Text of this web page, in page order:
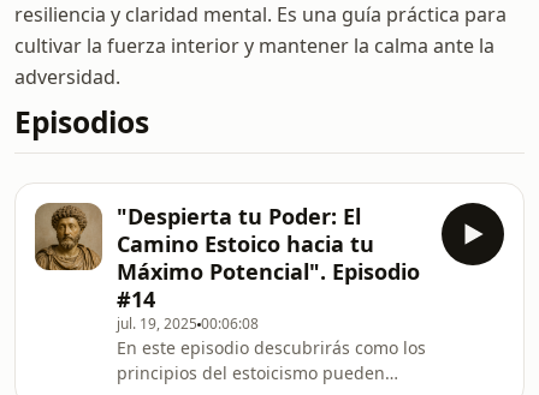
resiliencia y claridad mental. Es una guía práctica para
cultivar la fuerza interior y mantener la calma ante la
adversidad.
Episodios
"Despierta tu Poder: El
Camino Estoico hacia tu
Máximo Potencial". Episodio
#14
jul. 19, 2025 00:06:08
En este episodio descubrirás como los
principios del estoicismo pueden